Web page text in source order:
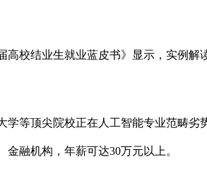
校结业生就业蓝皮书》显示，实例
顶尖院校正在人工智能专业范畴劣
融机构，年薪可达30万元以上。